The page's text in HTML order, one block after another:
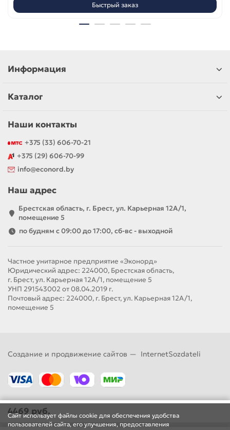
Быстрый заказ
Сайт использует файлы cookie для обеспечения удобства
пользователей сайта, его улучшения, предоставления
Информация
Каталог
Наши контакты
+375 (33) 606-70-21
+375 (29) 606-70-99
info@econord.by
Наш адрес
Брестская область, г. Брест, ул. Карьерная 12А/1,
помещение 5
по будням с 09:00 до 17:00, сб-вс - выходной
Частное унитарное предприятие «Эконорд»
Юридический адрес: 224000, Брестская область,
г. Брест, ул. Карьерная 12А/1, помещение 5
УНП 291543002 от 08.04.2019 г.
Почтовый адрес: 224000, г. Брест, ул. Карьерная 12А/1,
помещение 5
Создание и продвижение сайтов — InternetSozdateli
4469 руб.